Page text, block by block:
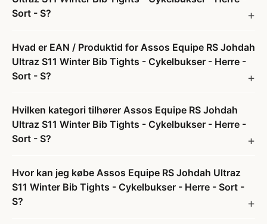
Sort - S?
Hvad er EAN / Produktid for Assos Equipe RS Johdah
Ultraz S11 Winter Bib Tights - Cykelbukser - Herre -
Sort - S?
Hvilken kategori tilhører Assos Equipe RS Johdah
Ultraz S11 Winter Bib Tights - Cykelbukser - Herre -
Sort - S?
Hvor kan jeg købe Assos Equipe RS Johdah Ultraz
S11 Winter Bib Tights - Cykelbukser - Herre - Sort -
S?